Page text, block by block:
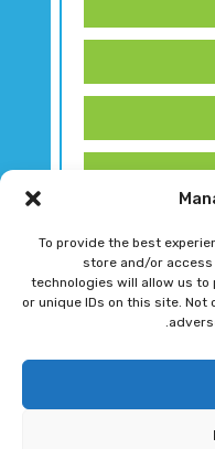
To provide the best
store and/or
technologies will allow us
or unique IDs on this site.